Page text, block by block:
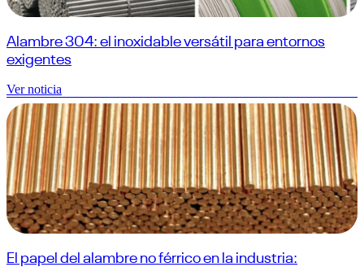
Alambre 304: el inoxidable versátil para entornos
exigentes
Ver noticia
El papel del alambre no férrico en la industria: